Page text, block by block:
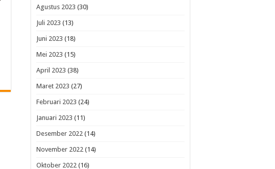
Agustus 2023 (30)
Juli 2023 (13)
Juni 2023 (18)
Mei 2023 (15)
April 2023 (38)
Maret 2023 (27)
Februari 2023 (24)
Januari 2023 (11)
Desember 2022 (14)
November 2022 (14)
Oktober 2022 (16)